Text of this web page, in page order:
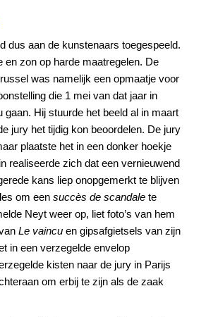
dus aan de kunstenaars toegespeeld.
en zon op harde maatregelen. De
was namelijk een opmaatje voor
die 1 mei van dat jaar in
gaan. Hij stuurde het beeld al in maart
jury het tijdig kon beoordelen. De jury
plaatste het in een donker hoekje
realiseerde zich dat een vernieuwend
kans liep onopgemerkt te blijven
om een succès de scandale te
Neyt weer op, liet foto’s van hem
Le vaincuen gipsafgietsels van zijn
in een verzegelde envelop
kisten naar de jury in Parijs
om erbij te zijn als de zaak